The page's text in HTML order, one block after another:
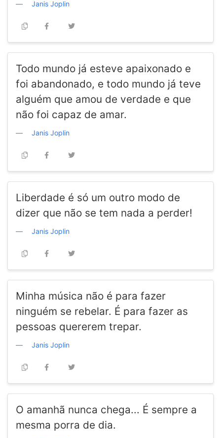
Janis Joplin
Todo mundo já esteve apaixonado e
foi abandonado, e todo mundo já teve
alguém que amou de verdade e que
não foi capaz de amar.
Janis Joplin
Liberdade é só um outro modo de
dizer que não se tem nada a perder!
Janis Joplin
Minha música não é para fazer
ninguém se rebelar. É para fazer as
pessoas quererem trepar.
Janis Joplin
O amanhã nunca chega... É sempre a
mesma porra de dia.